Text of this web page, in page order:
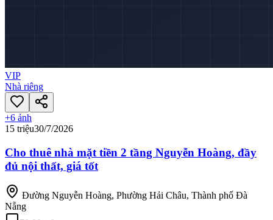
VIP
Nhà riêng
+6 ảnh
15 triệu30/7/2026
Cho thuê nhà mặt tiền 2 tầng Nguyễn Hoàng, đầy
đủ nội thất, giá tốt
Đường Nguyễn Hoàng, Phường Hải Châu, Thành phố Đà
Nẵng